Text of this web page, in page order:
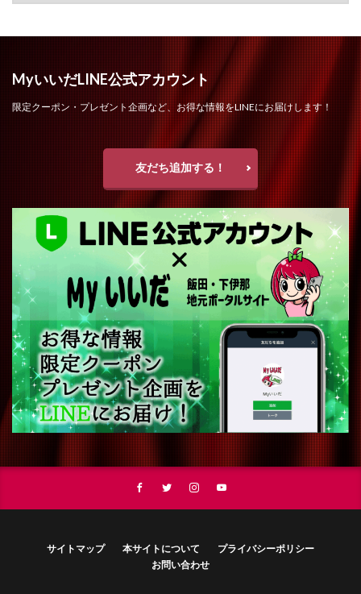
MyいいだLINE公式アカウント
限定クーポン・プレゼント企画など、お得な情報をLINEにお届けします！
友だち追加する！
サイトマップ 本サイトについて
プライバシーポリシー
お問い合わせ